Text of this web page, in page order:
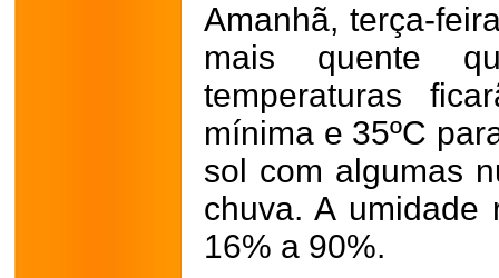
Amanhã, terça-
mais quente
temperaturas
mínima e 35ºC
sol com algumas
chuva. A umidade
16% a 90%.